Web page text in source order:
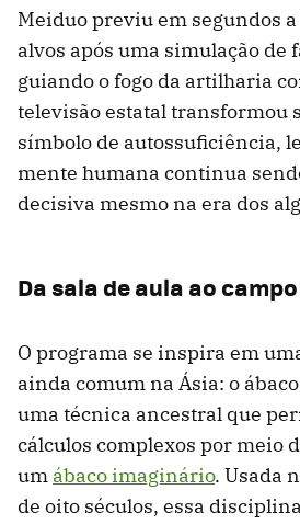
Meiduo previu em segundos
alvos após uma simulação de
guiando o fogo da artilharia
televisão estatal transformou
símbolo de autossuficiência,
mente humana continua
decisiva mesmo na era dos
Da sala de aula ao
O programa se inspira em
ainda comum na Ásia: o
uma técnica ancestral que
cálculos complexos por meio
um ábaco imaginário. Usada
de oito séculos, essa